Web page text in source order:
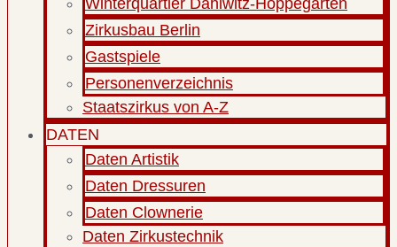
Zirkusbau Berlin
Gastspiele
Personenverzeichnis
Staatszirkus von A-Z
DATEN
Daten Artistik
Daten Dressuren
Daten Clownerie
Daten Zirkustechnik